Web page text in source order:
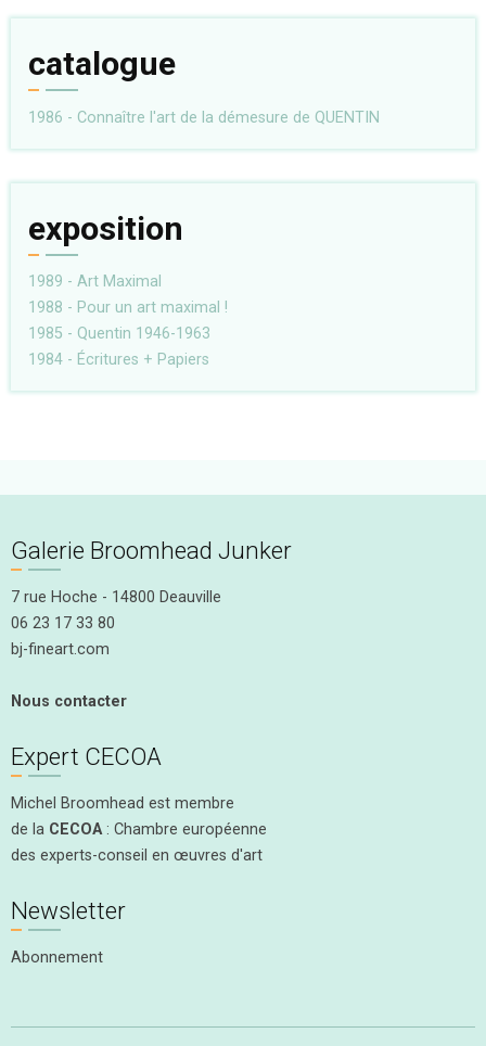
catalogue
1986 - Connaître l'art de la démesure de QUENTIN
exposition
1989 - Art Maximal
1988 - Pour un art maximal !
1985 - Quentin 1946-1963
1984 - Écritures + Papiers
Galerie Broomhead Junker
7 rue Hoche - 14800 Deauville
06 23 17 33 80
bj-fineart.com
Nous contacter
Expert CECOA
Michel Broomhead est membre
de la CECOA: Chambre européenne
des experts-conseil en œuvres d'art
Newsletter
Abonnement